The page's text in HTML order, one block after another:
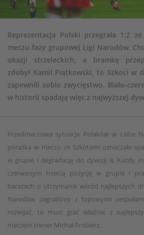
Reprezentacja Polski przegrała 1:2
meczu fazy grupowej Ligi Narodów.
okazji strzeleckich, a bramkę
zdobył Kamil Piątkowski, to Szkoci w
zapewnili sobie zwycięstwo. Biało-
w historii spadają więc z najwyższej
Przedmeczowa sytuacja Polaków w Lidze
porażka w meczu ze Szkotami oznaczała
w grupie i degradację do dywizji B. Każdy
czerwonym trzecią pozycję w grupie i
barażach o utrzymanie wśród najlepszych
Narodów zagraliśmy z topowymi
rozwijać, to musi grać właśnie z
meczem trener Michał Probierz.